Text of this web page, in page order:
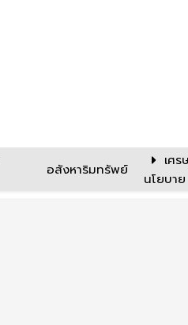
อสังหาริมทรัพย์
เศ
นโยบาย